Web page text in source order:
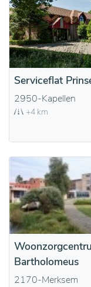
Serviceflat
2950-Kapellen
+4 km
Bartholomeus
2170-Merksem